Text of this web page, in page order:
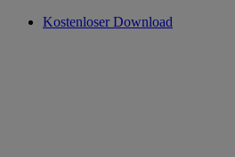
Kostenloser Download